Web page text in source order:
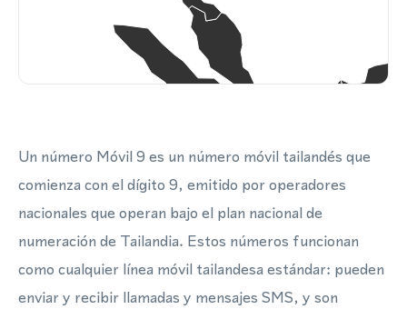
Un número Móvil 9 es un número móvil tailandés que
comienza con el dígito 9, emitido por operadores
nacionales que operan bajo el plan nacional de
numeración de Tailandia. Estos números funcionan
como cualquier línea móvil tailandesa estándar: pueden
enviar y recibir llamadas y mensajes SMS, y son